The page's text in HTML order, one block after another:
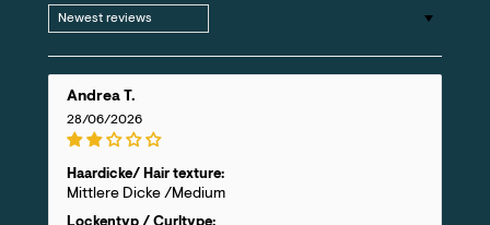
Sort by
Andrea T.
28/06/2026
Haardicke/ Hair texture:
Mittlere Dicke /Medium